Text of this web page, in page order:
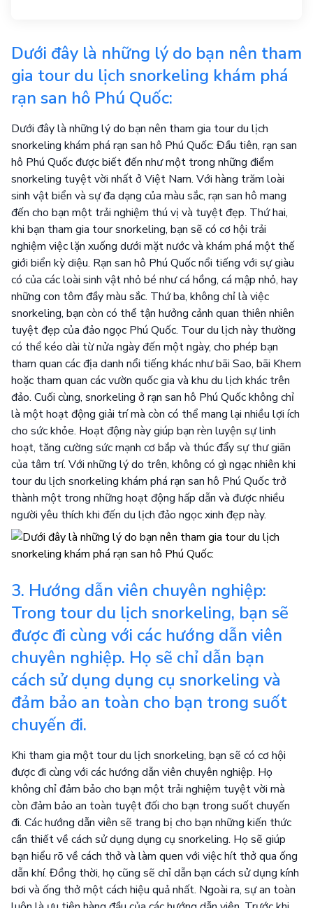
Dưới đây là những lý do bạn nên tham
gia tour du lịch snorkeling khám phá
rạn san hô Phú Quốc:
Dưới đây là những lý do bạn nên tham gia tour du lịch
snorkeling khám phá rạn san hô Phú Quốc: Đầu tiên, rạn san
hô Phú Quốc được biết đến như một trong những điểm
snorkeling tuyệt vời nhất ở Việt Nam. Với hàng trăm loài
sinh vật biển và sự đa dạng của màu sắc, rạn san hô mang
đến cho bạn một trải nghiệm thú vị và tuyệt đẹp. Thứ hai,
khi bạn tham gia tour snorkeling, bạn sẽ có cơ hội trải
nghiệm việc lặn xuống dưới mặt nước và khám phá một thế
giới biển kỳ diệu. Rạn san hô Phú Quốc nổi tiếng với sự giàu
có của các loài sinh vật nhỏ bé như cá hồng, cá mập nhỏ, hay
những con tôm đầy màu sắc. Thứ ba, không chỉ là việc
snorkeling, bạn còn có thể tận hưởng cảnh quan thiên nhiên
tuyệt đẹp của đảo ngọc Phú Quốc. Tour du lịch này thường
có thể kéo dài từ nửa ngày đến một ngày, cho phép bạn
tham quan các địa danh nổi tiếng khác như bãi Sao, bãi Khem
hoặc tham quan các vườn quốc gia và khu du lịch khác trên
đảo. Cuối cùng, snorkeling ở rạn san hô Phú Quốc không chỉ
là một hoạt động giải trí mà còn có thể mang lại nhiều lợi ích
cho sức khỏe. Hoạt động này giúp bạn rèn luyện sự linh
hoạt, tăng cường sức mạnh cơ bắp và thúc đẩy sự thư giãn
của tâm trí. Với những lý do trên, không có gì ngạc nhiên khi
tour du lịch snorkeling khám phá rạn san hô Phú Quốc trở
thành một trong những hoạt động hấp dẫn và được nhiều
người yêu thích khi đến du lịch đảo ngọc xinh đẹp này.
3. Hướng dẫn viên chuyên nghiệp:
Trong tour du lịch snorkeling, bạn sẽ
được đi cùng với các hướng dẫn viên
chuyên nghiệp. Họ sẽ chỉ dẫn bạn
cách sử dụng dụng cụ snorkeling và
đảm bảo an toàn cho bạn trong suốt
chuyến đi.
Khi tham gia một tour du lịch snorkeling, bạn sẽ có cơ hội
được đi cùng với các hướng dẫn viên chuyên nghiệp. Họ
không chỉ đảm bảo cho bạn một trải nghiệm tuyệt vời mà
còn đảm bảo an toàn tuyệt đối cho bạn trong suốt chuyến
đi. Các hướng dẫn viên sẽ trang bị cho bạn những kiến thức
cần thiết về cách sử dụng dụng cụ snorkeling. Họ sẽ giúp
bạn hiểu rõ về cách thở và làm quen với việc hít thở qua ống
dẫn khí. Đồng thời, họ cũng sẽ chỉ dẫn bạn cách sử dụng kính
bơi và ống thở một cách hiệu quả nhất. Ngoài ra, sự an toàn